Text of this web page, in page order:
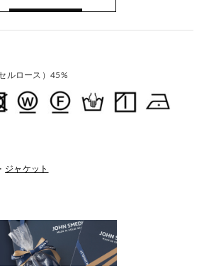
ルロース）45%
ジャケット